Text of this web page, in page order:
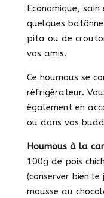
Economique,
quelques
pita ou de
vos amis.
Ce houmous se
réfrigérateur.
également en
ou dans vos
Houmous à la
100g de pois
(conserver bien
mousse au